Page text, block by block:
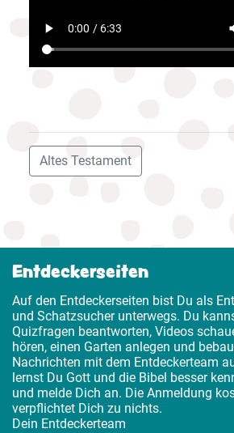
Altes Testament
Entdeckerseiten
Auf den Entdeckerseiten bist Du als
und Schatzsucher unterwegs. Du
Quizfragen beantworten, Videos
hören, einen Garten anlegen und
Nachrichten mit dem Entdeckerteam
lernst Du Gott und die Bibel besser
und melde Dich an. Die Anmeldung
verpflichtet Dich zu nichts.
Dein Entdeckerteam